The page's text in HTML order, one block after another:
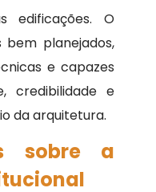
edificações. O
planejados,
e capazes
credibilidade e
da arquitetura.
sobre a